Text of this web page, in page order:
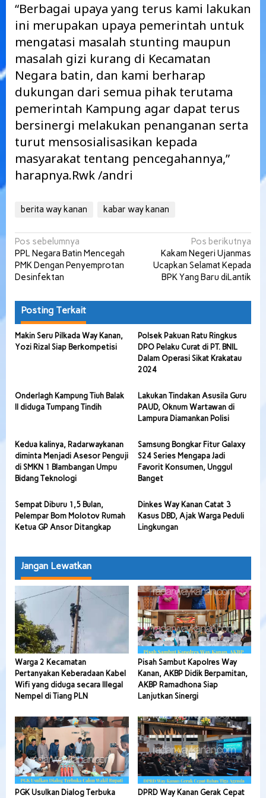
“Berbagai upaya yang terus kami lakukan
ini merupakan upaya pemerintah untuk
mengatasi masalah stunting maupun
masalah gizi kurang di Kecamatan
Negara batin, dan kami berharap
dukungan dari semua pihak terutama
pemerintah Kampung agar dapat terus
bersinergi melakukan penanganan serta
turut mensosialisasikan kepada
masyarakat tentang pencegahannya,”
harapnya.Rwk /andri
berita way kanan kabar way kanan
Navigasi
pos
Pos sebelumnya
PPL Negara Batin Mencegah
PMK Dengan Penyemprotan
Desinfektan
Pos berikutnya
Kakam Negeri Ujanmas
Ucapkan Selamat Kepada
BPK Yang Baru diLantik
Posting Terkait
Makin Seru Pilkada Way Kanan,
Yozi Rizal Siap Berkompetisi
Polsek Pakuan Ratu Ringkus
DPO Pelaku Curat di PT. BNIL
Dalam Operasi Sikat Krakatau
2024
Onderlagh Kampung Tiuh Balak
II diduga Tumpang Tindih
Lakukan Tindakan Asusila Guru
PAUD, Oknum Wartawan di
Lampura Diamankan Polisi
Kedua kalinya, Radarwaykanan
diminta Menjadi Asesor Penguji
di SMKN 1 Blambangan Umpu
Bidang Teknologi
Samsung Bongkar Fitur Galaxy
S24 Series Mengapa Jadi
Favorit Konsumen, Unggul
Banget
Sempat Diburu 1,5 Bulan,
Pelempar Bom Molotov Rumah
Ketua GP Ansor Ditangkap
Dinkes Way Kanan Catat 3
Kasus DBD, Ajak Warga Peduli
Lingkungan
Jangan Lewatkan
Warga 2 Kecamatan
Pertanyakan Keberadaan Kabel
Wifi yang diduga secara Illegal
Nempel di Tiang PLN
Pisah Sambut Kapolres Way
Kanan, AKBP Didik Berpamitan,
AKBP Ramadhona Siap
Lanjutkan Sinergi
PGK Usulkan Dialog Terbuka
DPRD Way Kanan Gerak Cepat